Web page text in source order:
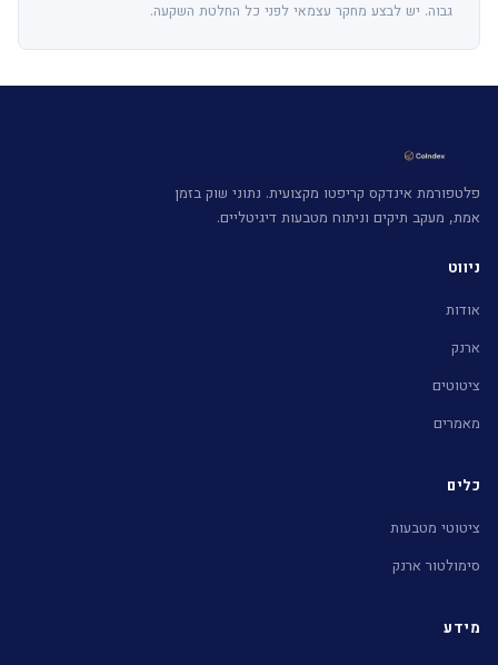
גבוה. יש לבצע מחקר עצמאי לפני כל החלטת השקעה.
פלטפורמת אינדקס קריפטו מקצועית. נתוני שוק בזמן
אמת, מעקב תיקים וניתוח מטבעות דיגיטליים.
ניווט
אודות
ארנק
ציטוטים
מאמרים
כלים
ציטוטי מטבעות
סימולטור ארנק
מידע